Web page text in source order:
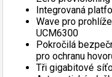
Integrovaná
Wave pro
UCM6300
Pokročilá
pro ochranu
Tři gigabitové